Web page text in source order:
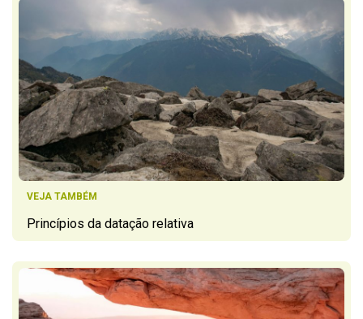
VEJA TAMBÉM
Princípios da datação relativa